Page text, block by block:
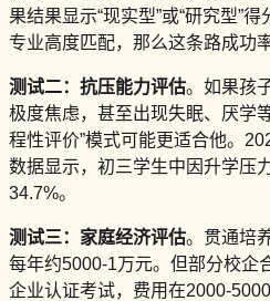
果结果显示“现实型”或“研究型”
专业高度匹配，那么这条路成功
测试二：抗压能力评估。如果孩
极度焦虑，甚至出现失眠、厌学
程性评价”模式可能更适合他。
数据显示，初三学生中因升学压
34.7%。
测试三：家庭经济评估。贯通培
每年约5000-1万元。但部分校企
企业认证考试，费用在2000-